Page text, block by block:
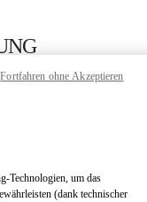
LINK
Technologien, um das
(dank technischer
Fortfahren ohne Akzeptieren